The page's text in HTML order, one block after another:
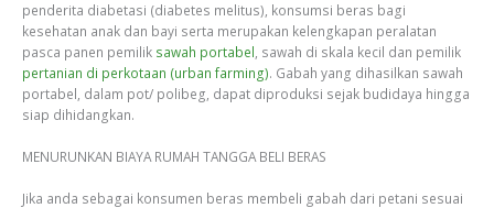
penderita diabetasi (diabetes melitus), konsumsi beras bagi
kesehatan anak dan bayi serta merupakan kelengkapan peralatan
pasca panen pemilik sawah portabel , sawah di skala kecil dan pemilik
pertanian di perkotaan (urban farming). Gabah yang dihasilkan sawah
portabel, dalam pot/ polibeg, dapat diproduksi sejak budidaya hingga
siap dihidangkan.
MENURUNKAN BIAYA RUMAH TANGGA BELI BERAS
Jika anda sebagai konsumen beras membeli gabah dari petani sesuai